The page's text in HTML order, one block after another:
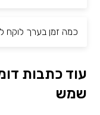
כמה זמן בערך לוקח
עוד כתבות
שמש